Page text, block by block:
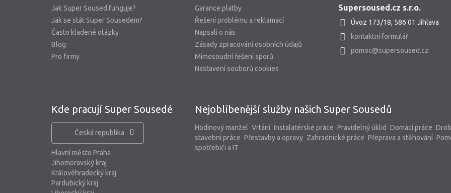
Jak Super Soused funguje?
Jak se stát Super Sousedem?
Často kladené otázky
Blog
Pro firmy
Garance platby
Řešení problému a reklamací
Napsali o nás
Zásady zpracování osobních údajů
Mimosoudní řešení sporů
Nastavení souborů cookies
Supersoused.cz s.r.o.
Úvoz 173/18, 586 01 Jihlava
kontaktní formulář
pomoc@supersoused.cz
Kde pracují Super Sousedé
Česká republika
Hlavní město Praha
Jihomoravský kraj
Královéhradecký kraj
Pardubický kraj
Nejoblíbenější služby našich Super Sousedů
Hodinový manžel Vrtání Instalatérské práce Pravidelný úklid Domácí práce
stavební práce Přestavby a opravy Zahradnické práce Přeprava a stěhování
spotřebiči a IT